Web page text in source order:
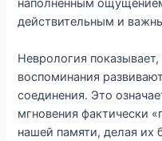
наполненным
действительным и
Неврология
воспоминания
соединения. Это
мгновения фактически
нашей памяти, делая их